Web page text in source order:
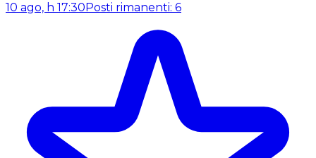
10 ago, h 17:30Posti rimanenti: 6